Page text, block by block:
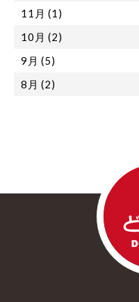
11月 (1)
10月 (2)
9月 (5)
8月 (2)